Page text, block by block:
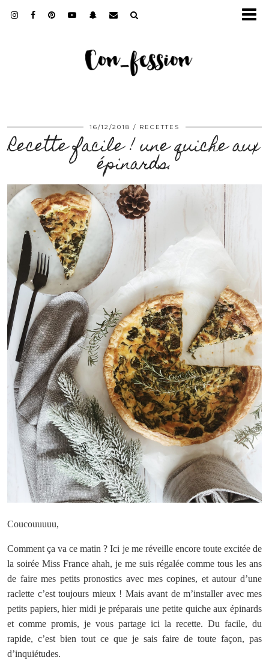
16/12/2018 RECETTES
Recette facile ! une quiche aux
épinards.
Coucouuuuu,
Comment ça va ce matin ? Ici je me réveille encore toute excitée de
la soirée Miss France ahah, je me suis régalée comme tous les ans
de faire mes petits pronostics avec mes copines, et autour d’une
raclette c’est toujours mieux ! Mais avant de m’installer avec mes
petits papiers, hier midi je préparais une petite quiche aux épinards
et comme promis, je vous partage ici la recette. Du facile, du
rapide, c’est bien tout ce que je sais faire de toute façon, pas
d’inquiétudes.